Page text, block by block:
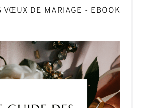
VŒUX DE MARIAGE - EBOOK